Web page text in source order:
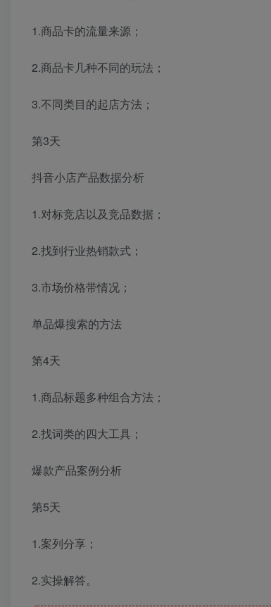
1.商品卡的流量来源；
2.商品卡几种不同的玩法；
3.不同类目的起店方法；
第3天
抖音小店产品数据分析
1.对标竞店以及竞品数据；
2.找到行业热销款式；
3.市场价格带情况；
单品爆搜索的方法
第4天
1.商品标题多种组合方法；
2.找词类的四大工具；
爆款产品案例分析
第5天
1.案列分享；
2.实操解答。